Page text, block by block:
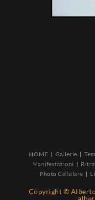
HOME Gallerie
Manifestazioni
Photo Cellulare
Copyright ©